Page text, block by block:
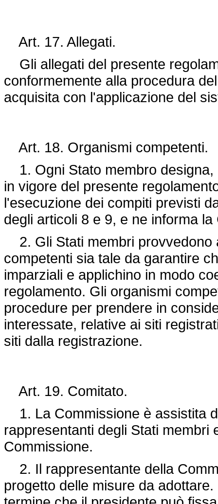
Art. 17. Allegati.
Gli allegati del presente
conformemente alla procedura
acquisita con l'applicazione del
Art. 18. Organismi competenti.
1. Ogni Stato membro designa,
in vigore del presente
l'esecuzione dei compiti previsti
degli articoli 8 e 9, e ne informa
2. Gli Stati membri provvedono
competenti sia tale da garantire
imparziali e applichino in modo
regolamento. Gli organismi
procedure per prendere in
interessate, relative ai siti
siti dalla registrazione.
Art. 19. Comitato.
1. La Commissione è assistita
rappresentanti degli Stati membri
Commissione.
2. Il rappresentante della
progetto delle misure da